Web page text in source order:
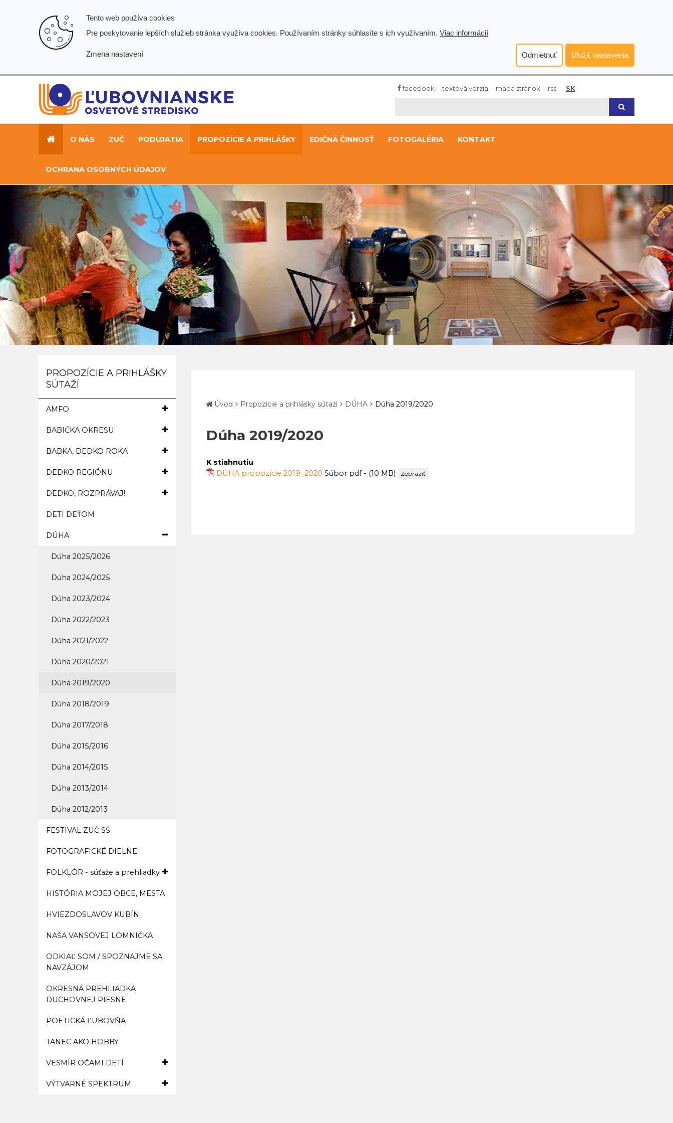
Tento web používa cookies
Pre poskytovanie lepších služieb stránka využíva cookies. Používaním stránky súhlasíte s ich využívaním. Viac informácií
Zmena nastavení Odmietnuť Uložiť nastavenia
facebook textová verzia mapa stránok rss SK
O NÁS ZUČ PODUJATIA PROPOZÍCIE A PRIHLÁŠKY EDIČNÁ ČINNOSŤ FOTOGALÉRIA KONTAKT
OCHRANA OSOBNÝCH ÚDAJOV
PROPOZÍCIE A PRIHLÁŠKY
SÚTAŽÍ
AMFO
BABIČKA OKRESU
BABKA, DEDKO ROKA
DEDKO REGIÓNU
DEDKO, ROZPRÁVAJ!
DETI DEŤOM
DÚHA
Dúha 2025/2026
Dúha 2024/2025
Dúha 2023/2024
Dúha 2022/2023
Dúha 2021/2022
Dúha 2020/2021
Dúha 2019/2020
Dúha 2018/2019
Dúha 2017/2018
Dúha 2015/2016
Dúha 2014/2015
Dúha 2013/2014
Dúha 2012/2013
FESTIVAL ZUČ SŠ
FOTOGRAFICKÉ DIELNE
FOLKLÓR - súťaže a prehliadky
HISTÓRIA MOJEJ OBCE, MESTA
HVIEZDOSLAVOV KUBÍN
NAŠA VANSOVEJ LOMNIČKA
ODKIAĽ SOM / SPOZNAJME SA
NAVZÁJOM
OKRESNÁ PREHLIADKA
DUCHOVNEJ PIESNE
POETICKÁ ĽUBOVŇA
TANEC AKO HOBBY
VESMÍR OČAMI DETÍ
VÝTVARNÉ SPEKTRUM
Úvod Propozície a prihlášky sútaží DÚHA Dúha 2019/2020
Dúha 2019/2020
K stiahnutiu
DÚHA propozície 2019_2020 Súbor pdf - (10 MB) Zobraziť